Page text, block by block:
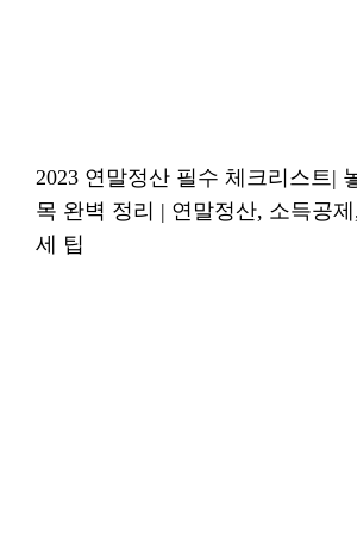
2023 연말정산 필수 체크리스트|
목 완벽 정리 | 연말정산, 소득공
세 팁